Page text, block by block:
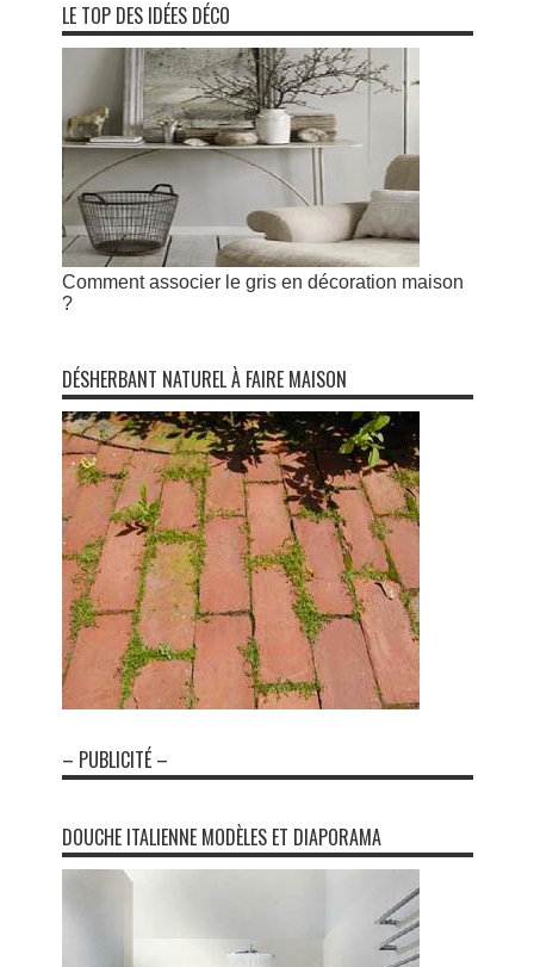
LE TOP DES IDÉES DÉCO
Comment associer le gris en décoration maison
?
DÉSHERBANT NATUREL À FAIRE MAISON
– PUBLICITÉ –
DOUCHE ITALIENNE MODÈLES ET DIAPORAMA